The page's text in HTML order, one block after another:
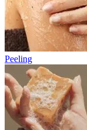
Peeling